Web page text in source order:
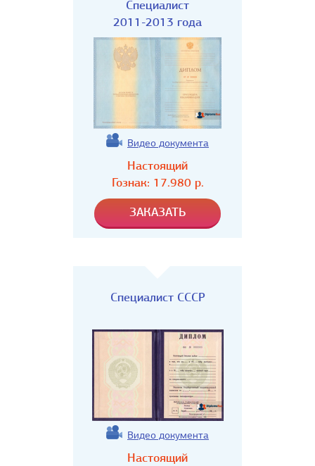
Специалист
2011-2013 года
Видео документа
Настоящий
Гознак: 17.980р.
Специалист СССР
Видео документа
Настоящий